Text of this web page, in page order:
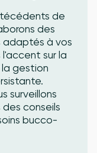
de
des
adaptés à vos
sur la
gestion
surveillons
des conseils
bucco-